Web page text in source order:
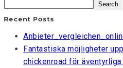
Search
Recent Posts
Fantastiska möjligheter
chickenroad för